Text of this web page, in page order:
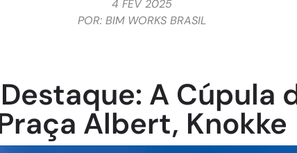
4 FEV 2025
POR:BIM WORKS BRASIL
A Cúpula
Albert, Knokke